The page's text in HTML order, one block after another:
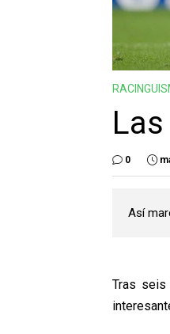
0
Así
Tras seis